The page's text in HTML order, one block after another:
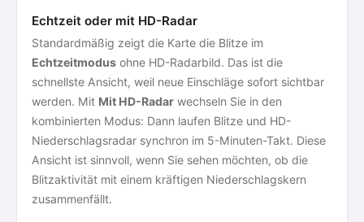
Echtzeit oder mit HD-Radar
Standardmäßig zeigt die Karte die Blitze im
Echtzeitmodus ohne HD-Radarbild. Das ist die
schnellste Ansicht, weil neue Einschläge sofort sichtbar
werden. Mit Mit HD-Radar wechseln Sie in den
kombinierten Modus: Dann laufen Blitze und HD-
Niederschlagsradar synchron im 5-Minuten-Takt. Diese
Ansicht ist sinnvoll, wenn Sie sehen möchten, ob die
Blitzaktivität mit einem kräftigen Niederschlagskern
zusammenfällt.